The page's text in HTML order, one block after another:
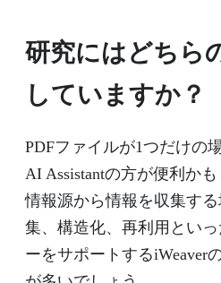
研究にはどちら
していますか？
PDFファイルが1つだけの
AI Assistantの方が便利か
情報源から情報を収集す
集、構造化、再利用とい
ーをサポートするiWeaver